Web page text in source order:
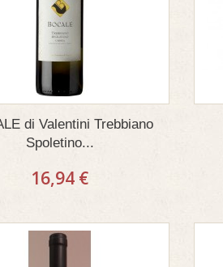
di Valentini Trebbiano
Spoletino...
16,94 €